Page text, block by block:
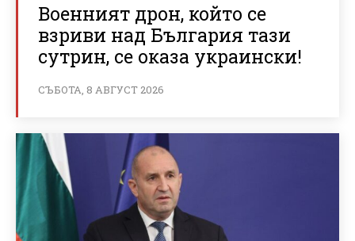
Военният дрон, който се
взриви над България тази
сутрин, се оказа украински!
СЪБОТА, 8 АВГУСТ 2026